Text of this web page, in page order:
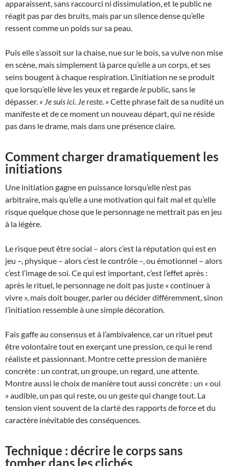
apparaissent, sans raccourci ni dissimulation, et le public ne
réagit pas par des bruits, mais par un silence dense qu’elle
ressent comme un poids sur sa peau.
Puis elle s’assoit sur la chaise, nue sur le bois, sa vulve non mise
en scène, mais simplement là parce qu’elle a un corps, et ses
seins bougent à chaque respiration. L’initiation ne se produit
que lorsqu’elle lève les yeux et regarde le public, sans le
dépasser. « Je suis ici. Je reste. » Cette phrase fait de sa nudité un
manifeste et de ce moment un nouveau départ, qui ne réside
pas dans le drame, mais dans une présence claire.
Comment charger dramatiquement les
initiations
Une initiation gagne en puissance lorsqu’elle n’est pas
arbitraire, mais qu’elle a une motivation qui fait mal et qu’elle
risque quelque chose que le personnage ne mettrait pas en jeu
à la légère.
Le risque peut être social – alors c’est la réputation qui est en
jeu –, physique – alors c’est le contrôle –, ou émotionnel – alors
c’est l’image de soi. Ce qui est important, c’est l’effet après :
après le rituel, le personnage ne doit pas juste « continuer à
vivre », mais doit bouger, parler ou décider différemment, sinon
l’initiation ressemble à une simple décoration.
Fais gaffe au consensus et à l’ambivalence, car un rituel peut
être volontaire tout en exerçant une pression, ce qui le rend
réaliste et passionnant. Montre cette pression de manière
concrète : un contrat, un groupe, un regard, une attente.
Montre aussi le choix de manière tout aussi concrète : un « oui
» audible, un pas qui reste, ou un geste qui change tout. La
tension vient souvent de la clarté des rapports de force et du
caractère inévitable des conséquences.
Technique : décrire le corps sans
tomber dans les clichés